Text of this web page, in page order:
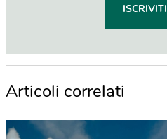
ISCRIVITI
Articoli correlati